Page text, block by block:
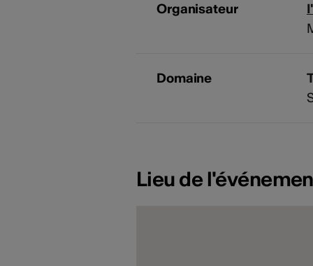
Organisateur
Domaine
Lieu de